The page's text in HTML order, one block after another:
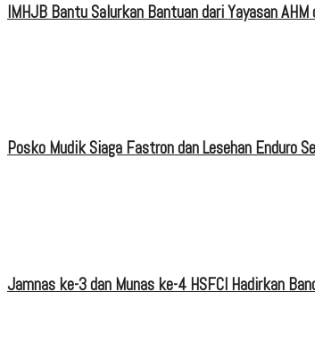
IMHJB Bantu Salurkan Bantuan dari Yayasan
Posko Mudik Siaga Fastron dan Lesehan Enduro
Jamnas ke-3 dan Munas ke-4 HSFCI Hadirkan